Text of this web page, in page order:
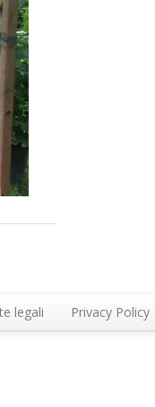
legali Privacy Policy